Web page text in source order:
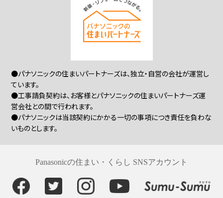
●パナソニックの住まいパートナーズは、独立・自営の会社が運営し
ています。
●工事請負契約は、お客様とパナソニックの住まいパートナーズ運
営会社との間で行われます。
●パナソニックは当該契約にかかる一切の事項につき責任を負わな
いものとします。
Panasonicの住まい・くらし SNSアカウント